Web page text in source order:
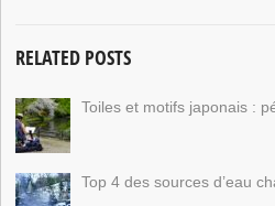
RELATED POSTS
Toiles et motifs japonais :
Top 4 des sources d’eau